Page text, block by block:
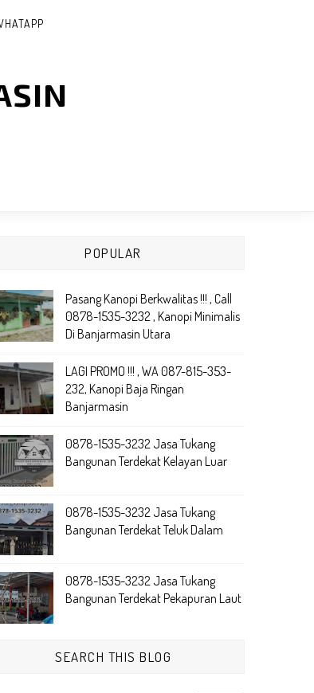
POPULAR
Pasang Kanopi Berkwalitas !!! , Call
0878-1535-3232 , Kanopi Minimalis
Di Banjarmasin Utara
LAGI PROMO !!! , WA 087-815-353-
232, Kanopi Baja Ringan
Banjarmasin
0878-1535-3232 Jasa Tukang
Bangunan Terdekat Kelayan Luar
0878-1535-3232 Jasa Tukang
Bangunan Terdekat Teluk Dalam
0878-1535-3232 Jasa Tukang
Bangunan Terdekat Pekapuran Laut
SEARCH THIS BLOG